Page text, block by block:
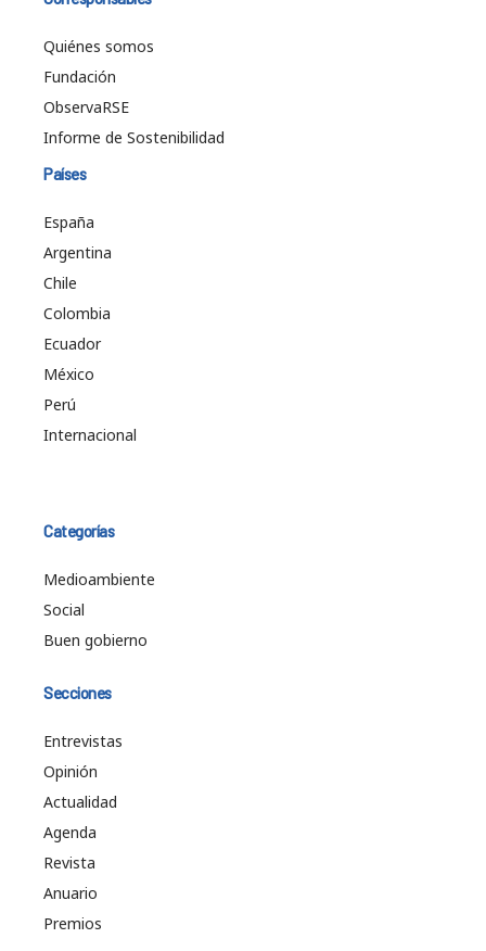
Quiénes somos
Fundación
ObservaRSE
Informe de Sostenibilidad
Países
España
Argentina
Chile
Colombia
Ecuador
México
Perú
Internacional
Categorías
Medioambiente
Social
Buen gobierno
Secciones
Entrevistas
Opinión
Actualidad
Agenda
Revista
Anuario
Premios